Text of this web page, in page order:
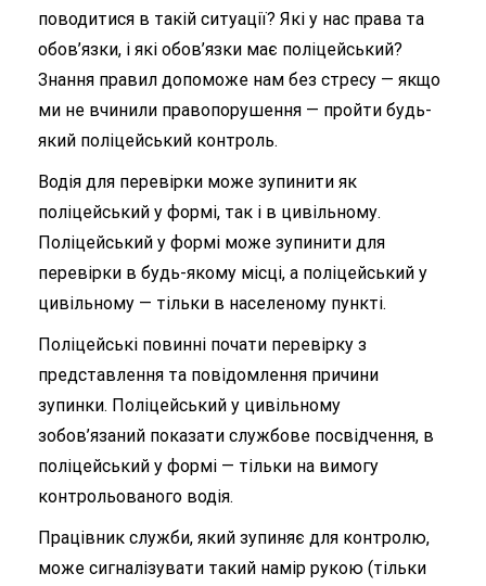
поводитися в такій ситуації? Які у нас права та
обов’язки, і які обов’язки має поліцейський?
Знання правил допоможе нам без стресу — якщо
ми не вчинили правопорушення — пройти будь-
який поліцейський контроль.
Водія для перевірки може зупинити як
поліцейський у формі, так і в цивільному.
Поліцейський у формі може зупинити для
перевірки в будь-якому місці, а поліцейський у
цивільному — тільки в населеному пункті.
Поліцейські повинні почати перевірку з
представлення та повідомлення причини
зупинки. Поліцейський у цивільному
зобов’язаний показати службове посвідчення, в
поліцейський у формі — тільки на вимогу
контрольованого водія.
Працівник служби, який зупиняє для контролю,
може сигналізувати такий намір рукою (тільки